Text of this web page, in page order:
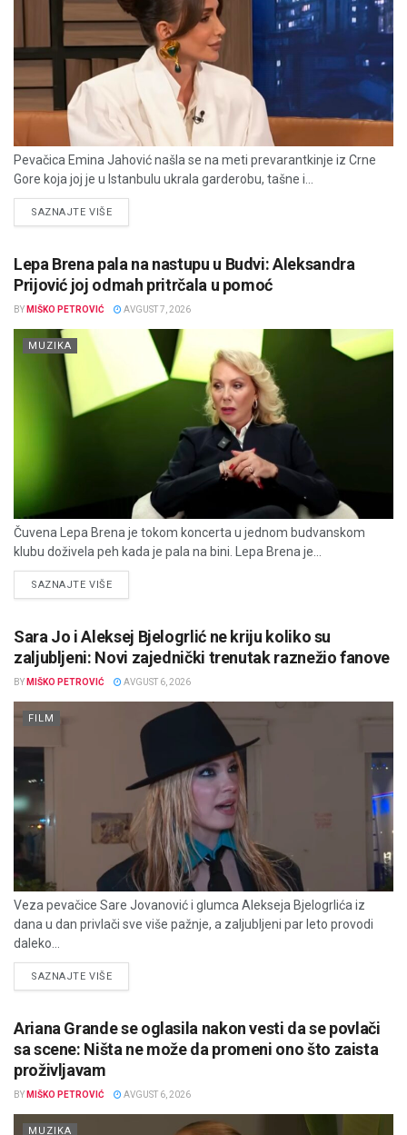
Pevačica Emina Jahović našla se na meti prevarantkinje iz Crne
Gore koja joj je u Istanbulu ukrala garderobu, tašne i...
SAZNAJTE VIŠEDETAILS
Lepa Brena pala na nastupu u Budvi: Aleksandra
Prijović joj odmah pritrčala u pomoć
BY MIŠKO PETROVIĆ AVGUST 7, 2026
MUZIKA
Čuvena Lepa Brena je tokom koncerta u jednom budvanskom
klubu doživela peh kada je pala na bini. Lepa Brena je...
SAZNAJTE VIŠEDETAILS
Sara Jo i Aleksej Bjelogrlić ne kriju koliko su
zaljubljeni: Novi zajednički trenutak raznežio fanove
BY MIŠKO PETROVIĆ AVGUST 6, 2026
FILM
Veza pevačice Sare Jovanović i glumca Alekseja Bjelogrlića iz
dana u dan privlači sve više pažnje, a zaljubljeni par leto provodi
daleko...
SAZNAJTE VIŠEDETAILS
Ariana Grande se oglasila nakon vesti da se povlači
sa scene: Ništa ne može da promeni ono što zaista
proživljavam
BY MIŠKO PETROVIĆ AVGUST 6, 2026
MUZIKA